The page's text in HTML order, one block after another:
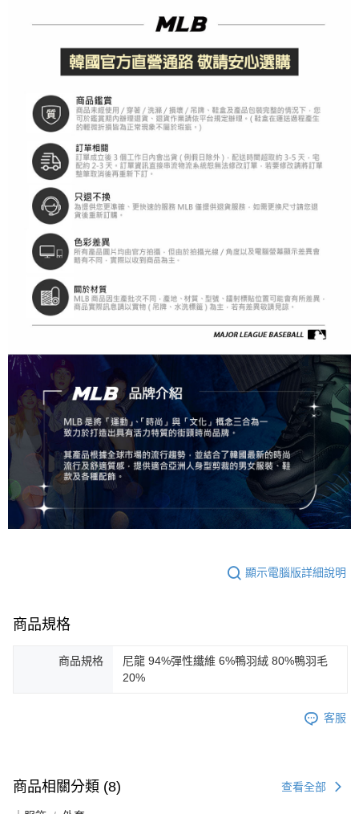
顯示電腦版詳細說明
商品規格
商品規格
尼龍 94%彈性纖維 6%鴨羽絨 80%鴨羽毛
20%
客服
商品相關分類 (8) 查看全部